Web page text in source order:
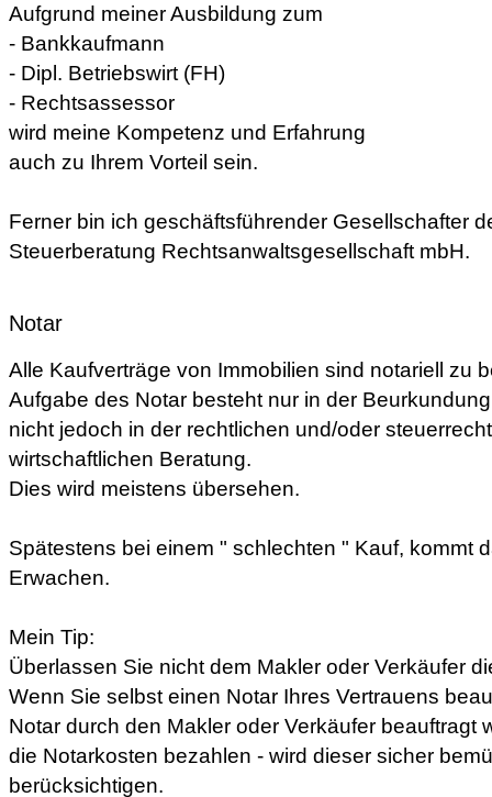
Aufgrund meiner Ausbildung zum
- Bankkaufmann
- Dipl. Betriebswirt (FH)
- Rechtsassessor
wird meine Kompetenz und Erfahrung
auch zu Ihrem Vorteil sein.
Ferner bin ich geschäftsführender Gesellschafter
Steuerberatung Rechtsanwaltsgesellschaft mbH.
Notar
Alle Kaufverträge von Immobilien sind notariell zu
Aufgabe des Notar besteht nur in der
nicht jedoch in der rechtlichen und/oder
wirtschaftlichen Beratung.
Dies wird meistens übersehen.
Spätestens bei einem " schlechten " Kauf, kommt
Erwachen.
Mein Tip:
Überlassen Sie nicht dem Makler oder Verkäufer
Wenn Sie selbst einen Notar Ihres Vertrauens
Notar durch den Makler oder Verkäufer beauftragt
die Notarkosten bezahlen - wird dieser sicher
berücksichtigen.